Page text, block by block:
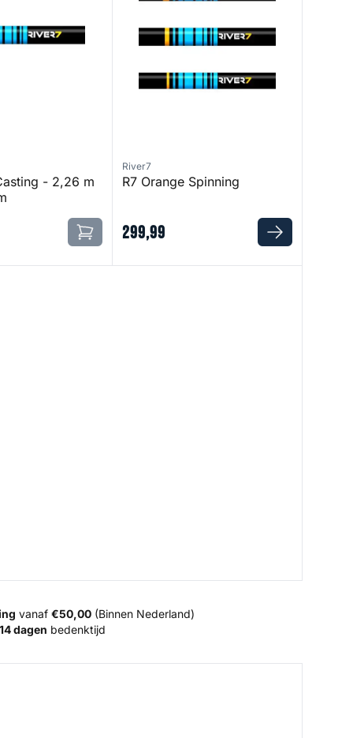
- 2,26 m
River7
R7 Orange Spinning
299,99
vanaf €50,00(Binnen Nederland)
14 dagen bedenktijd